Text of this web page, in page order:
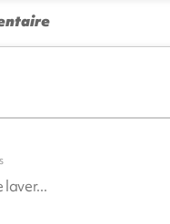
laver...